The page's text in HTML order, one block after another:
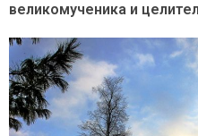
великомученика и